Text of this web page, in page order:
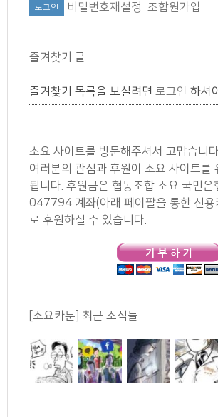
비밀번호재설정 조합원가입
즐겨찾기 글
즐겨찾기 목록을 보실려면 로그인 하셔
소요 사이트를 방문해주셔서 고맙습니
여러분의 관심과 후원이 소요 사이트를
됩니다. 후원금은 협동조합 소요 국민
047794 계좌(아래 페이팔을 통한 신용
로 후원하실 수 있습니다.
[소요카툰] 최근 소식들